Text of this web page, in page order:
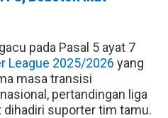
pada Pasal 5 ayat 7
League 2025/2026 yang
masa transisi
pertandingan liga
suporter tim tamu.